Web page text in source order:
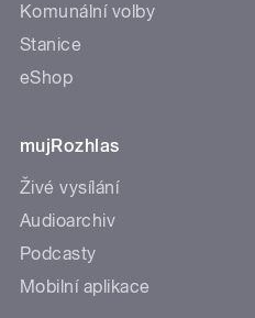
Komunální volby
Stanice
eShop
mujRozhlas
Živé vysílání
Audioarchiv
Podcasty
Mobilní aplikace